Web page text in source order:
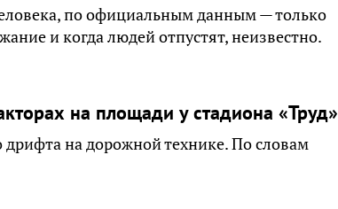
по официальным данным — только
и когда людей отпустят, неизвестно.
на площади у стадиона «Труд»
дрифта на дорожной технике. По словам